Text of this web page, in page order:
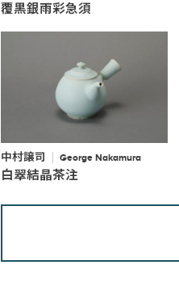
覆黒銀雨彩急須
中村譲司 George Nakamura
白翠結晶茶注